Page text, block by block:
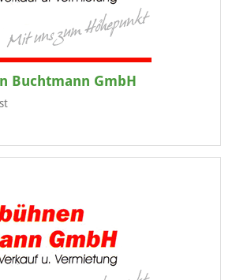
Buchtmann GmbH